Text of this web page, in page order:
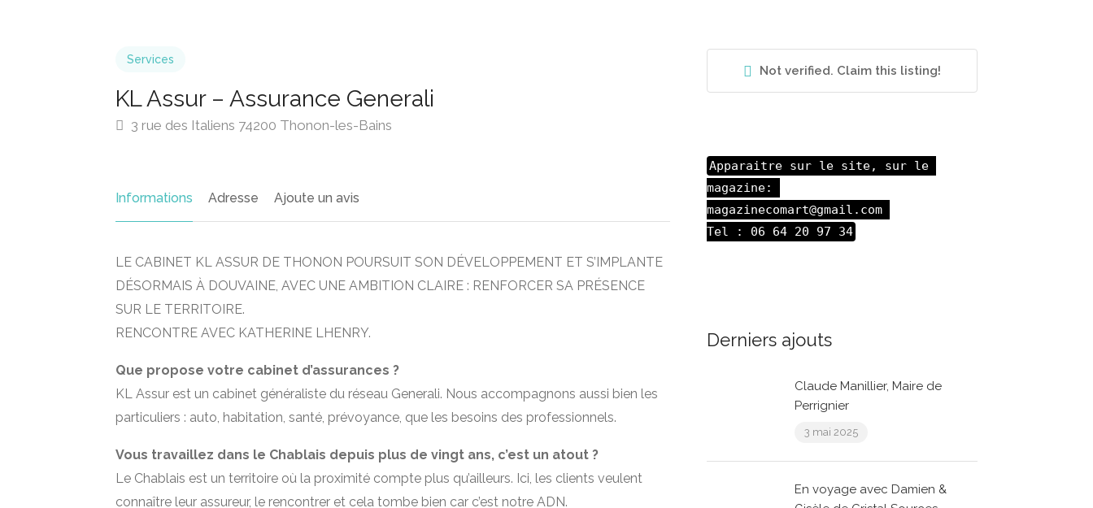
Services
KL Assur – Assurance Generali
3 rue des Italiens 74200 Thonon-les-Bains
Informations Adresse Ajoute un avis
LE CABINET KL ASSUR DE THONON POURSUIT SON DÉVELOPPEMENT ET S’IMPLANTE
DÉSORMAIS À DOUVAINE, AVEC UNE AMBITION CLAIRE : RENFORCER SA PRÉSENCE
SUR LE TERRITOIRE.
RENCONTRE AVEC KATHERINE LHENRY.
Que propose votre cabinet d’assurances ?
KL Assur est un cabinet généraliste du réseau Generali. Nous accompagnons aussi bien les
particuliers : auto, habitation, santé, prévoyance, que les besoins des professionnels.
Vous travaillez dans le Chablais depuis plus de vingt ans, c’est un atout ?
Le Chablais est un territoire où la proximité compte plus qu’ailleurs. Ici, les clients veulent
connaître leur assureur, le rencontrer et cela tombe bien car c’est notre ADN.
Not verified. Claim this listing!
Apparaitre sur le site, sur le
magazine:
magazinecomart@gmail.com
Tel : 06 64 20 97 34
Derniers ajouts
Claude Manillier, Maire de
Perrignier
3 mai 2025
En voyage avec Damien &